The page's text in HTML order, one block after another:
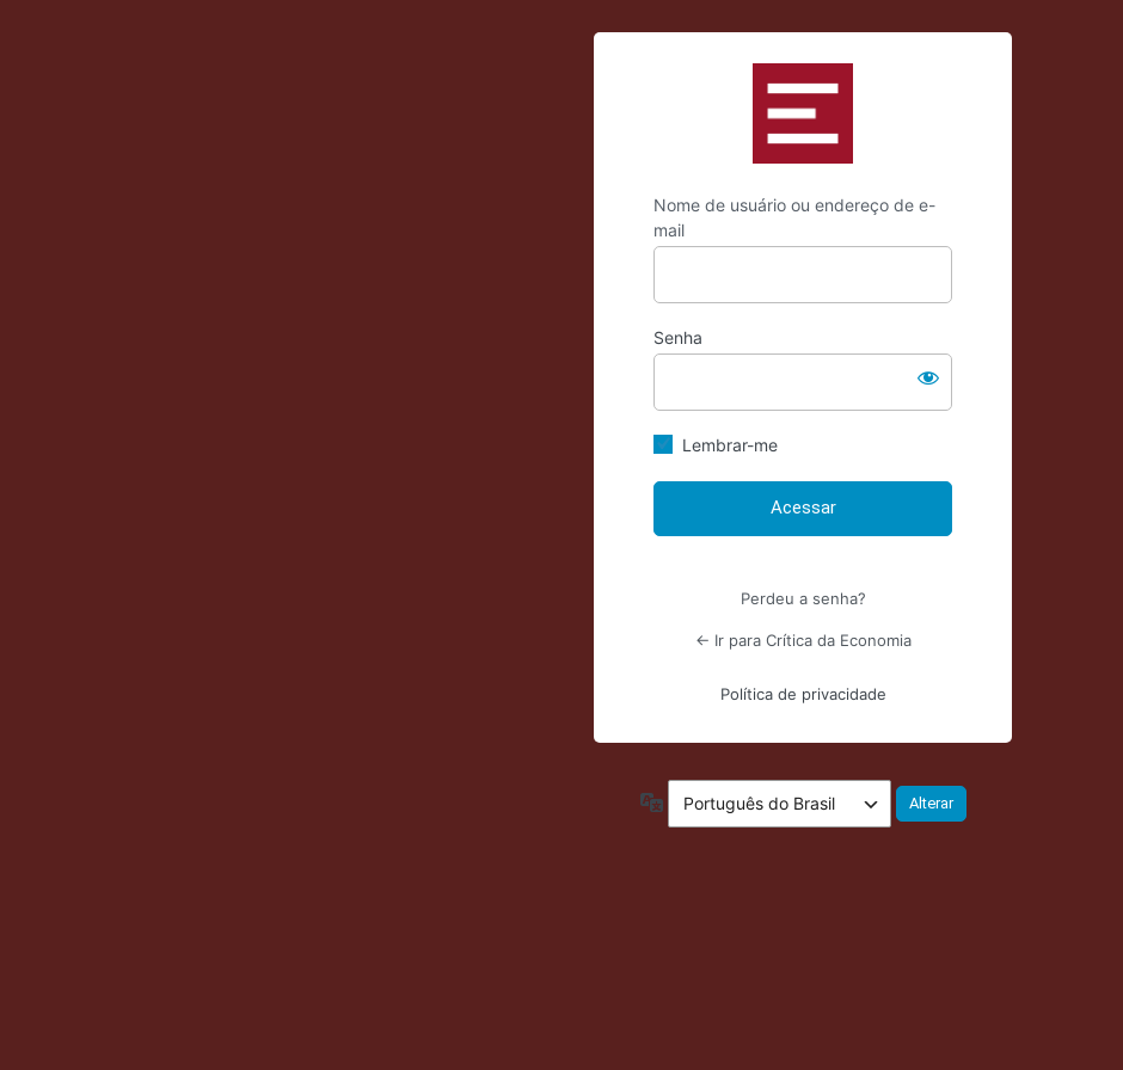
Nome de usuário ou endereço de e-
mail
Senha
Lembrar-me
Perdeu a senha?
← Ir para Crítica da Economia
Política de privacidade
Idioma